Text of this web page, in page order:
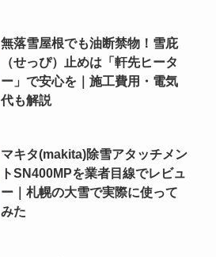
無落雪屋根でも油断禁物！雪庇
（せっぴ）止めは「軒先ヒータ
ー」で安心を｜施工費用・電気
代も解説
マキタ(makita)除雪アタッチメン
トSN400MPを業者目線でレビュ
ー｜札幌の大雪で実際に使って
みた